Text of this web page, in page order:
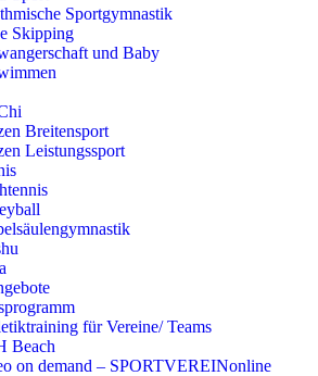
Sportgymnastik
Skipping
und Baby
Breitensport
Leistungssport
für Vereine/ Teams
Beach
on demand – SPORTVEREINonline